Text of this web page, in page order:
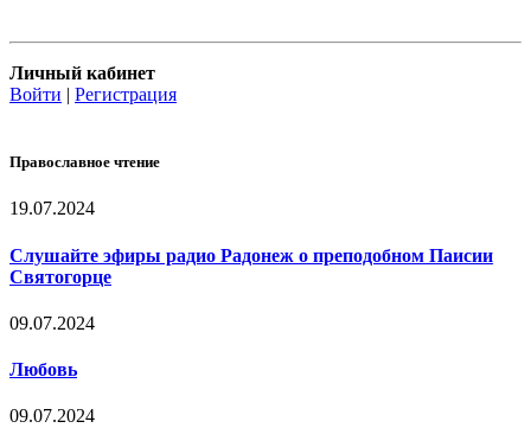
Личный кабинет
Войти | Регистрация
Православное чтение
19.07.2024
Слушайте эфиры радио Радонеж о преподобном Паисии
Святогорце
09.07.2024
Любовь
09.07.2024